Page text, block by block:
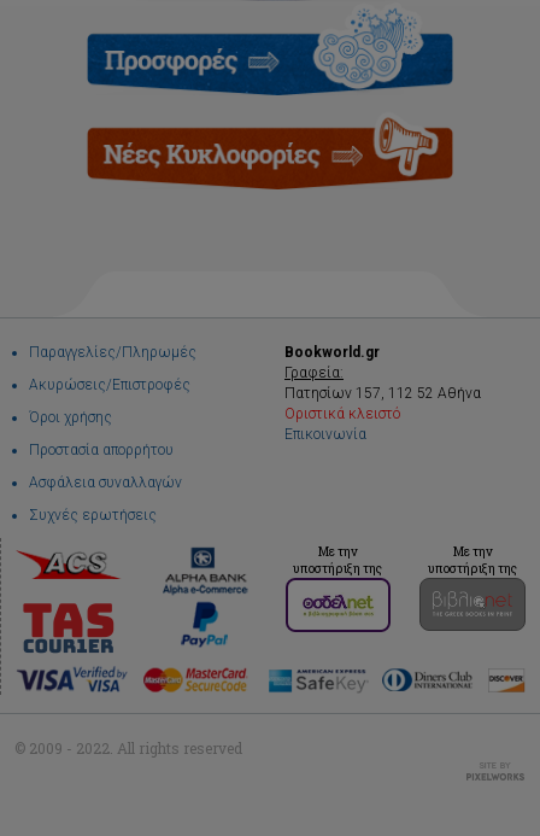
Παραγγελίες/Πληρωμές
Ακυρώσεις/Επιστροφές
Όροι χρήσης
Προστασία απορρήτου
Ασφάλεια συναλλαγών
Συχνές ερωτήσεις
Bookworld.gr
Γραφεία:
Πατησίων 157, 112 52 Αθήνα
Οριστικά κλειστό
Επικοινωνία
Με την
υποστήριξη της
Με την
υποστήριξη της
© 2009 - 2022. All rights reserved